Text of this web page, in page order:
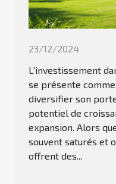
23/12/2024
L'investissement
se présente
diversifier son
potentiel de
expansion. Alors
souvent saturés et
offrent des...